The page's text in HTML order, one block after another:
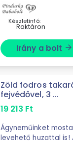
Magyarországról
összeállításban
Készletinfó:
Raktáron
Irány a bolt arrow_forward
Zöld fodros
fejvédővel, 3 ...
19 213 Ft
Ágyneműinket
levehető huzattal is!